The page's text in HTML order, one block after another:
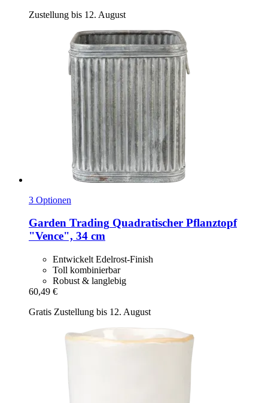
Zustellung bis 12. August
3 Optionen
Garden Trading Quadratischer Pflanztopf
"Vence", 34 cm
Entwickelt Edelrost-Finish
Toll kombinierbar
Robust & langlebig
60,49 €
Gratis Zustellung bis 12. August